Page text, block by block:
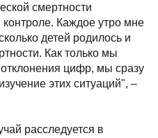
смертности
Каждое утро мне
детей родилось и
Как только мы
цифр, мы сразу
этих ситуаций", –
расследуется в